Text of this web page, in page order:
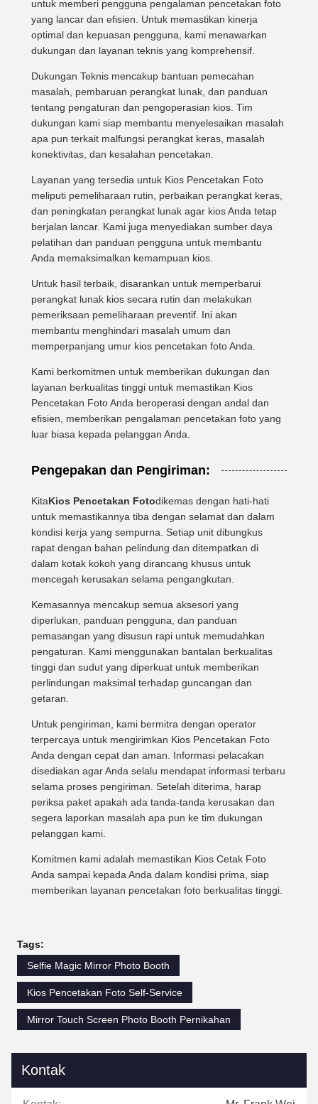
untuk memberi pengguna pengalaman pencetakan foto
yang lancar dan efisien. Untuk memastikan kinerja
optimal dan kepuasan pengguna, kami menawarkan
dukungan dan layanan teknis yang komprehensif.
Dukungan Teknis mencakup bantuan pemecahan
masalah, pembaruan perangkat lunak, dan panduan
tentang pengaturan dan pengoperasian kios. Tim
dukungan kami siap membantu menyelesaikan masalah
apa pun terkait malfungsi perangkat keras, masalah
konektivitas, dan kesalahan pencetakan.
Layanan yang tersedia untuk Kios Pencetakan Foto
meliputi pemeliharaan rutin, perbaikan perangkat keras,
dan peningkatan perangkat lunak agar kios Anda tetap
berjalan lancar. Kami juga menyediakan sumber daya
pelatihan dan panduan pengguna untuk membantu
Anda memaksimalkan kemampuan kios.
Untuk hasil terbaik, disarankan untuk memperbarui
perangkat lunak kios secara rutin dan melakukan
pemeriksaan pemeliharaan preventif. Ini akan
membantu menghindari masalah umum dan
memperpanjang umur kios pencetakan foto Anda.
Kami berkomitmen untuk memberikan dukungan dan
layanan berkualitas tinggi untuk memastikan Kios
Pencetakan Foto Anda beroperasi dengan andal dan
efisien, memberikan pengalaman pencetakan foto yang
luar biasa kepada pelanggan Anda.
Pengepakan dan Pengiriman:
KitaKios Pencetakan Fotodikemas dengan hati-hati
untuk memastikannya tiba dengan selamat dan dalam
kondisi kerja yang sempurna. Setiap unit dibungkus
rapat dengan bahan pelindung dan ditempatkan di
dalam kotak kokoh yang dirancang khusus untuk
mencegah kerusakan selama pengangkutan.
Kemasannya mencakup semua aksesori yang
diperlukan, panduan pengguna, dan panduan
pemasangan yang disusun rapi untuk memudahkan
pengaturan. Kami menggunakan bantalan berkualitas
tinggi dan sudut yang diperkuat untuk memberikan
perlindungan maksimal terhadap guncangan dan
getaran.
Untuk pengiriman, kami bermitra dengan operator
terpercaya untuk mengirimkan Kios Pencetakan Foto
Anda dengan cepat dan aman. Informasi pelacakan
disediakan agar Anda selalu mendapat informasi terbaru
selama proses pengiriman. Setelah diterima, harap
periksa paket apakah ada tanda-tanda kerusakan dan
segera laporkan masalah apa pun ke tim dukungan
pelanggan kami.
Komitmen kami adalah memastikan Kios Cetak Foto
Anda sampai kepada Anda dalam kondisi prima, siap
memberikan layanan pencetakan foto berkualitas tinggi.
Tags:
Selfie Magic Mirror Photo Booth
Kios Pencetakan Foto Self-Service
Mirror Touch Screen Photo Booth Pernikahan
Kontak